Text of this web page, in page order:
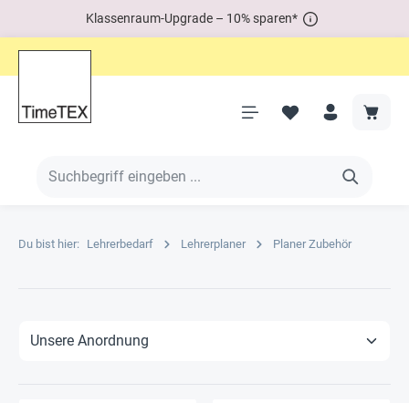
Klassenraum-Upgrade – 10% sparen*
Du bist hier: Lehrerbedarf Lehrerplaner Planer Zubehör